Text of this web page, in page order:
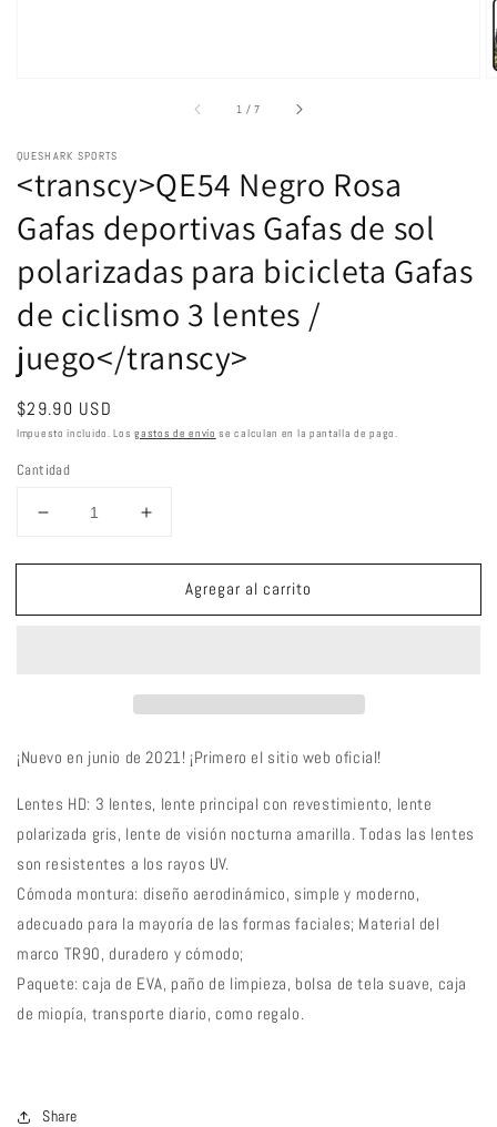
1 /de
7
QUESHARK SPORTS
<transcy>QE54 Negro Rosa
Gafas deportivas Gafas de sol
polarizadas para bicicleta Gafas
de ciclismo 3 lentes /
juego</transcy>
Precio
habitual
$29.90 USD
Impuesto incluido. Losgastos de envío se calculan en la pantalla de pago.
Cantidad
Reducir
para
&lt;transcy&gt;QE54
Negro
sol
para
bicicleta
Gafas
de
ciclismo
3
/
juego&lt;/transcy&gt;
Aumentar
para
&lt;transcy&gt;QE54
Negro
sol
para
bicicleta
Gafas
de
ciclismo
3
/
juego&lt;/transcy&gt;
Agregar al carrito
¡Nuevo en junio de 2021! ¡Primero el sitio web oficial!
Lentes HD: 3 lentes, lente principal con revestimiento, lente
polarizada gris, lente de visión nocturna amarilla. Todas las lentes
son resistentes a los rayos UV.
Cómoda montura: diseño aerodinámico, simple y moderno,
adecuado para la mayoría de las formas faciales; Material del
marco TR90, duradero y cómodo;
Paquete: caja de EVA, paño de limpieza, bolsa de tela suave, caja
de miopía, transporte diario, como regalo.
Share